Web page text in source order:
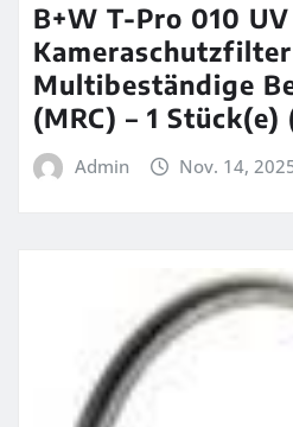
B+W T-Pro 010 UV
Kameraschutzfilter
Multibeständige
(MRC) – 1 Stück(e)
Admin Nov. 14,